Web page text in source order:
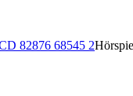
82876 68545 2